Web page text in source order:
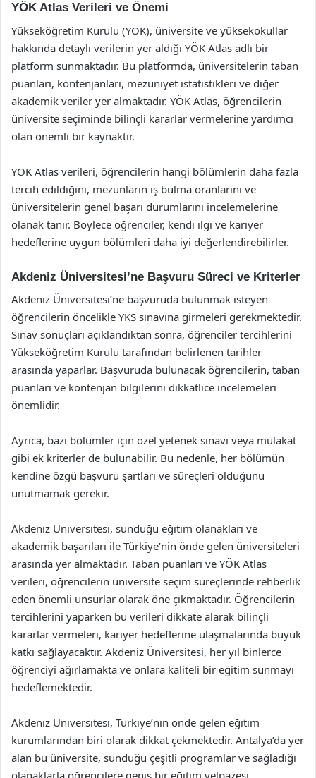
YÖK Atlas Verileri ve Önemi
Yükseköğretim Kurulu (YÖK), üniversite ve yüksekokullar
hakkında detaylı verilerin yer aldığı YÖK Atlas adlı bir
platform sunmaktadır. Bu platformda, üniversitelerin taban
puanları, kontenjanları, mezuniyet istatistikleri ve diğer
akademik veriler yer almaktadır. YÖK Atlas, öğrencilerin
üniversite seçiminde bilinçli kararlar vermelerine yardımcı
olan önemli bir kaynaktır.
YÖK Atlas verileri, öğrencilerin hangi bölümlerin daha fazla
tercih edildiğini, mezunların iş bulma oranlarını ve
üniversitelerin genel başarı durumlarını incelemelerine
olanak tanır. Böylece öğrenciler, kendi ilgi ve kariyer
hedeflerine uygun bölümleri daha iyi değerlendirebilirler.
Akdeniz Üniversitesi’ne Başvuru Süreci ve Kriterler
Akdeniz Üniversitesi’ne başvuruda bulunmak isteyen
öğrencilerin öncelikle YKS sınavına girmeleri gerekmektedir.
Sınav sonuçları açıklandıktan sonra, öğrenciler tercihlerini
Yükseköğretim Kurulu tarafından belirlenen tarihler
arasında yaparlar. Başvuruda bulunacak öğrencilerin, taban
puanları ve kontenjan bilgilerini dikkatlice incelemeleri
önemlidir.
Ayrıca, bazı bölümler için özel yetenek sınavı veya mülakat
gibi ek kriterler de bulunabilir. Bu nedenle, her bölümün
kendine özgü başvuru şartları ve süreçleri olduğunu
unutmamak gerekir.
Akdeniz Üniversitesi, sunduğu eğitim olanakları ve
akademik başarıları ile Türkiye’nin önde gelen üniversiteleri
arasında yer almaktadır. Taban puanları ve YÖK Atlas
verileri, öğrencilerin üniversite seçim süreçlerinde rehberlik
eden önemli unsurlar olarak öne çıkmaktadır. Öğrencilerin
tercihlerini yaparken bu verileri dikkate alarak bilinçli
kararlar vermeleri, kariyer hedeflerine ulaşmalarında büyük
katkı sağlayacaktır. Akdeniz Üniversitesi, her yıl binlerce
öğrenciyi ağırlamakta ve onlara kaliteli bir eğitim sunmayı
hedeflemektedir.
Akdeniz Üniversitesi, Türkiye’nin önde gelen eğitim
kurumlarından biri olarak dikkat çekmektedir. Antalya’da yer
alan bu üniversite, sunduğu çeşitli programlar ve sağladığı
olanaklarla öğrencilere geniş bir eğitim yelpazesi